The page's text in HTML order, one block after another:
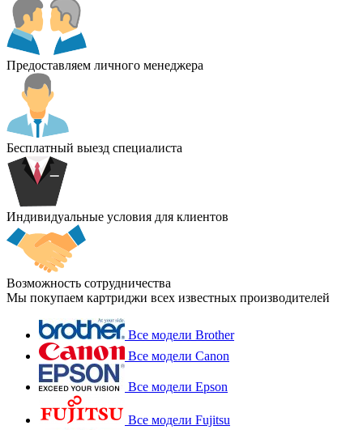
Предоставляем личного менеджера
Бесплатный выезд специалиста
Индивидуальные условия для клиентов
Возможность сотрудничества
Мы покупаем картриджи всех известных производителей
Все модели Brother
Все модели Canon
Все модели Epson
Все модели Fujitsu